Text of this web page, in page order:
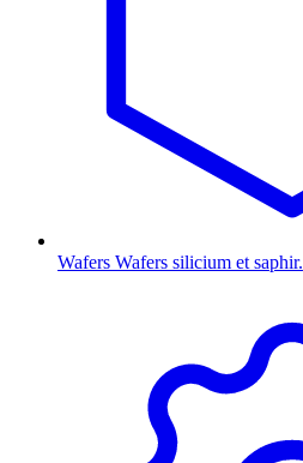
Wafers Wafers silicium et saphir.